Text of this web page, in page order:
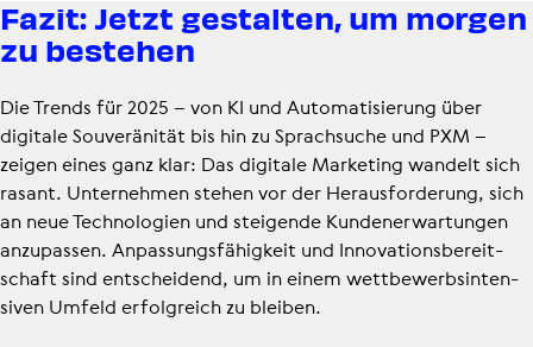
Fazit: Jetzt gestalten, um morgen
zu bestehen
Die Trends für 2025 – von KI und Auto­ma­ti­sie­rung über
digitale Souveränität bis hin zu Sprachsuche und PXM –
zeigen eines ganz klar: Das digitale Marketing wandelt sich
rasant. Unternehmen stehen vor der Heraus­for­de­rung, sich
an neue Technologien und steigende Kunden­er­war­tungen
anzupassen. Anpas­sungs­fä­hig­keit und Inno­va­ti­ons­be­reit­
schaft sind entscheidend, um in einem wett­be­werbs­in­ten­
siven Umfeld erfolgreich zu bleiben.